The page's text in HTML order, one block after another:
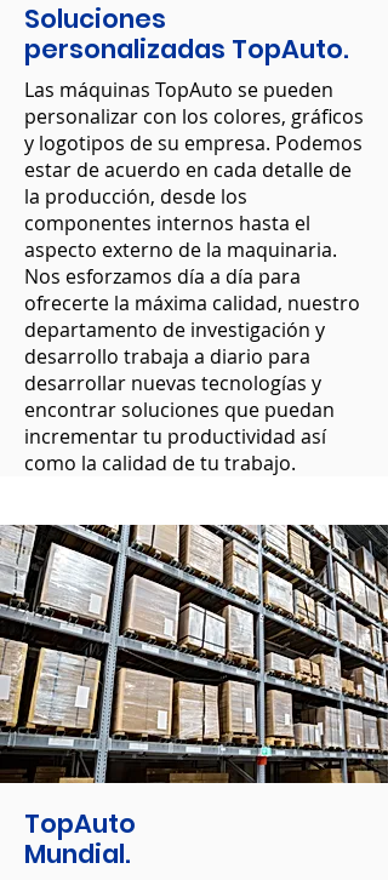
Soluciones
personalizadas TopAuto.
Las máquinas TopAuto se pueden
personalizar con los colores, gráficos
y logotipos de su empresa. Podemos
estar de acuerdo en cada detalle de
la producción, desde los
componentes internos hasta el
aspecto externo de la maquinaria.
Nos esforzamos día a día para
ofrecerte la máxima calidad, nuestro
departamento de investigación y
desarrollo trabaja a diario para
desarrollar nuevas tecnologías y
encontrar soluciones que puedan
incrementar tu productividad así
como la calidad de tu trabajo.
TopAuto
Mundial.